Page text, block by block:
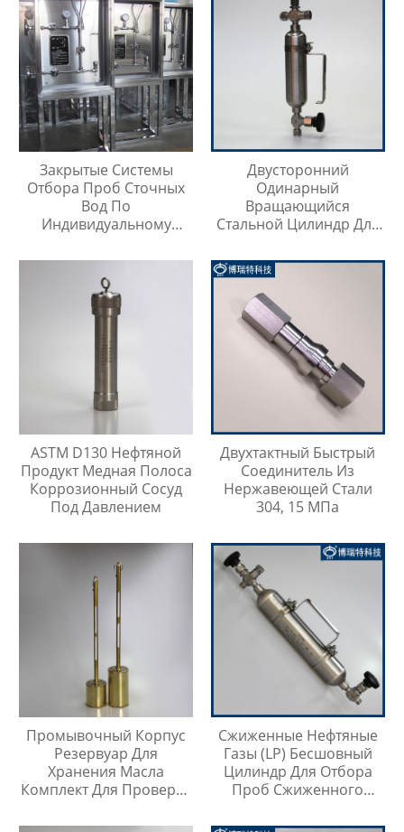
Закрытые Системы
Отбора Проб Сточных
Вод По
Индивидуальному
Двусторонний
Одинарный
Вращающийся
Стальной Цилиндр Для
ASTM D130 Нефтяной
Продукт Медная Полоса
Коррозионный Сосуд
Под Давлением
Двухтактный Быстрый
Соединитель Из
Нержавеющей Стали
304, 15 МПа
Промывочный Корпус
Резервуар Для
Хранения Масла
Комплект Для Проверки
Сжиженные Нефтяные
Газы (LP) Бесшовный
Цилиндр Для Отбора
Проб Сжиженного